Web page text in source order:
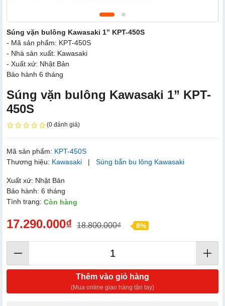
Súng vặn bulông Kawasaki 1” KPT-450S
- Mã sản phẩm: KPT-450S
- Nhà sản xuất: Kawasaki
- Xuất xứ: Nhật Bản
Bảo hành 6 tháng
Súng vặn bulông Kawasaki 1” KPT-
450S
(0 đánh giá)
Mã sản phẩm: KPT-450S
Thương hiệu: Kawasaki | Súng bắn bu lông Kawasaki
Xuất xứ: Nhật Bản
Bảo hành: 6 tháng
Tình trạng: Còn hàng
17.290.000₫ 18.800.000₫ 8%
Thêm vào giỏ hàng
(Mua online giao hàng tận tay)